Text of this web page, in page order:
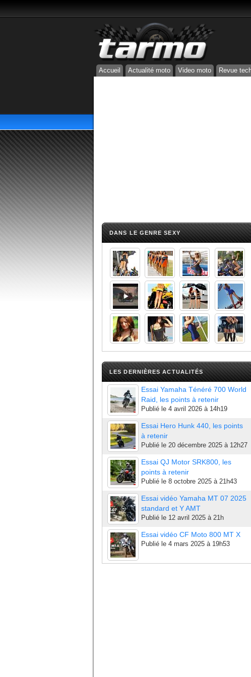
Accueil Actualité moto Video moto Revue
DANS LE GENRE SEXY
LES DERNIÈRES ACTUALITÉS
Essai Yamaha Ténéré 700 World
Raid, les points à retenir
Publié le 4 avril 2026 à 14h19
Essai Hero Hunk 440, les points
à retenir
Publié le 20 décembre 2025 à 12h27
Essai QJ Motor SRK800, les
points à retenir
Publié le 8 octobre 2025 à 21h43
Essai vidéo Yamaha MT 07 2025
standard et Y AMT
Publié le 12 avril 2025 à 21h
Essai vidéo CF Moto 800 MT X
Publié le 4 mars 2025 à 19h53